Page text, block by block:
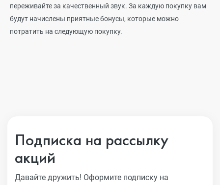
переживайте за качественный звук. За каждую покупку вам
будут начислены приятные бонусы, которые можно
потратить на следующую покупку.
Подписка на рассылку
акций
Давайте дружить! Оформите подписку на